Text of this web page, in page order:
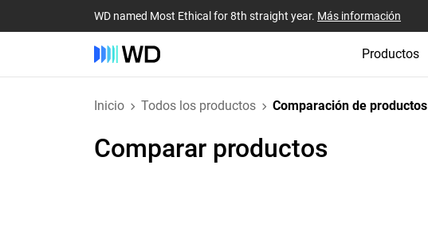
WD named Most Ethical for 8th straight year. Más información
Productos
Inicio Todos los productos Comparación de productos
Comparar productos